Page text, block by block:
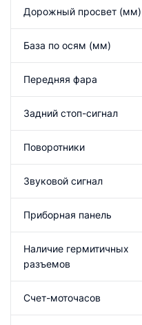
Дорожный просвет (мм)
База по осям (мм)
Передняя фара
Задний стоп-сигнал
Поворотники
Звуковой сигнал
Приборная панель
Наличие гермитичных
разъемов
Счет-моточасов